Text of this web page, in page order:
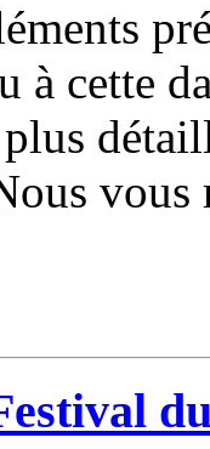
à cette
vous